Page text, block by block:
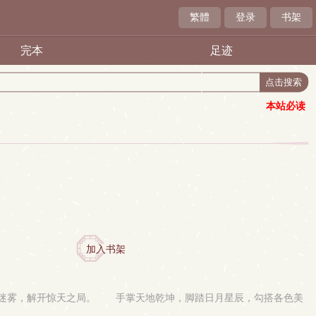
繁體 登录 书架
完本 足迹
本站必读
加入书架
雾，解开惊天之局。 手掌天地乾坤，脚踏日月星辰，勾搭各色美